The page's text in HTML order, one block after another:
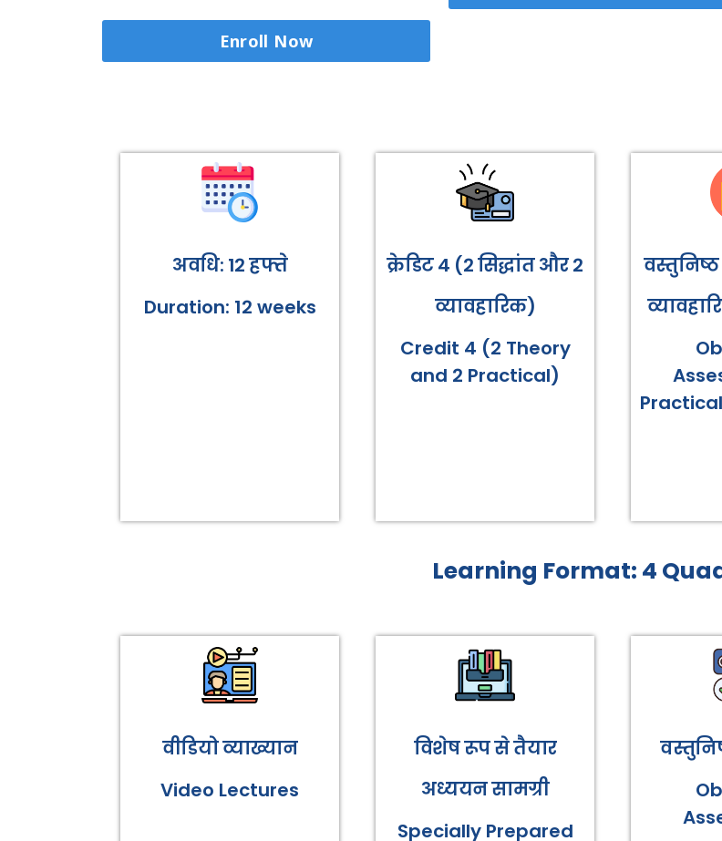
Enroll Now
अवधि: 12 हफ्ते
Duration: 12 weeks
क्रेडिट 4 (2 सिद्धांत और 2
व्यावहारिक)
Credit 4 (2 Theory
and 2 Practical)
Learning Format: 4
वीडियो व्याख्यान
Video Lectures
विशेष रूप से तैयार
अध्ययन सामग्री
Specially Prepared